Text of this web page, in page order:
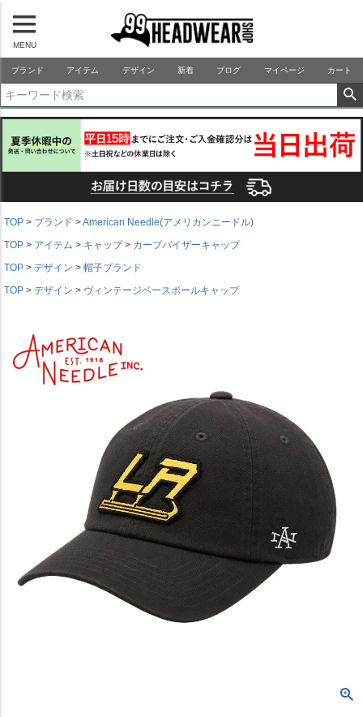
MENU
99HEADWEARSHOP
ブランド アイテム デザイン 新着 ブログ マイページ カート
TOP ブランド
American Needle(アメリカンニードル)
TOP
アイテム キャップ
カーブバイザーキャップ
TOP
デザイン
帽子ブランド
TOP
デザイン ヴィンテージベースボールキャップ